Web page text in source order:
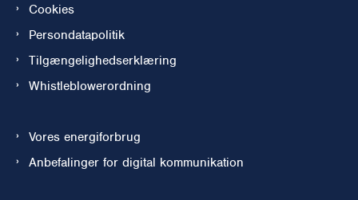
Cookies
Persondatapolitik
Tilgængelighedserklæring
Whistleblowerordning
Vores energiforbrug
Anbefalinger for digital kommunikation